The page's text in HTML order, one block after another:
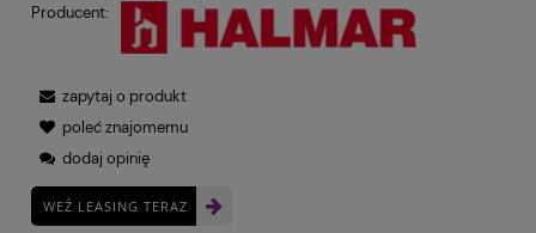
Producent:
zapytaj o produkt
poleć znajomemu
dodaj opinię
WEŹ LEASING TERAZ